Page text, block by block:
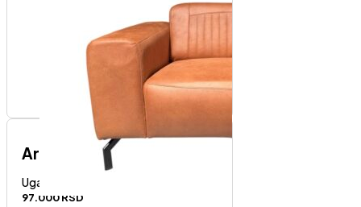
Art-desni ugao
Ugaone garniture
97.000RSD